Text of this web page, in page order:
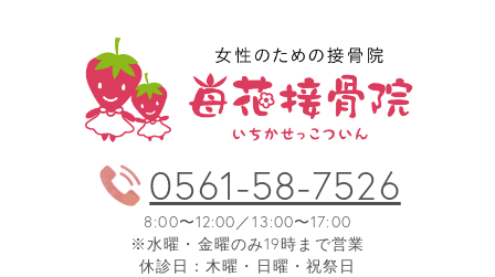
0561-58-7526
8:00〜12:00／13:00〜17:00
※水曜・金曜のみ19時まで営業
休診日：木曜・日曜・祝祭日